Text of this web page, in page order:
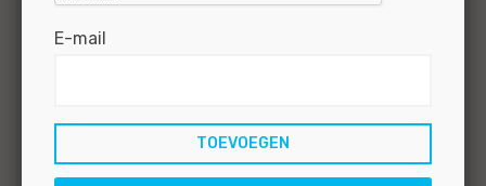
zelfs de meest complexe storing boven water,
van software- tot hoogvolt-vraagstukken en
Gepubliceerd:28-04-2026 Referentie
E-mail